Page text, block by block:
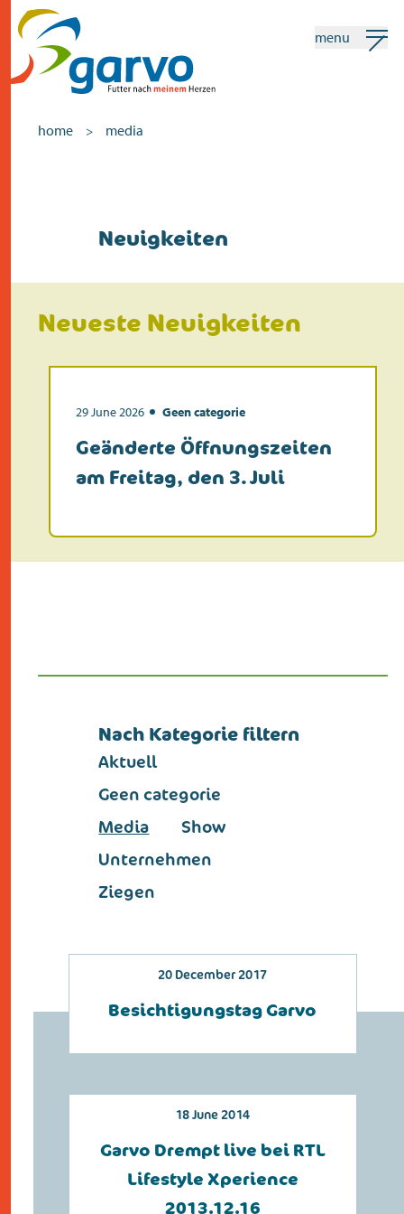
home
geschäfte
neuigkeiten
kontakt
menu
home > media
Neuigkeiten
Neueste Neuigkeiten
29 June 2026 Geen categorie
Geänderte Öffnungszeiten
am Freitag, den 3. Juli
Nach Kategorie filtern
Aktuell
Geen categorie
Media
Show
Unternehmen
Ziegen
20 December 2017
Besichtigungstag Garvo
18 June 2014
Garvo Drempt live bei RTL
Lifestyle Xperience
2013.12.16